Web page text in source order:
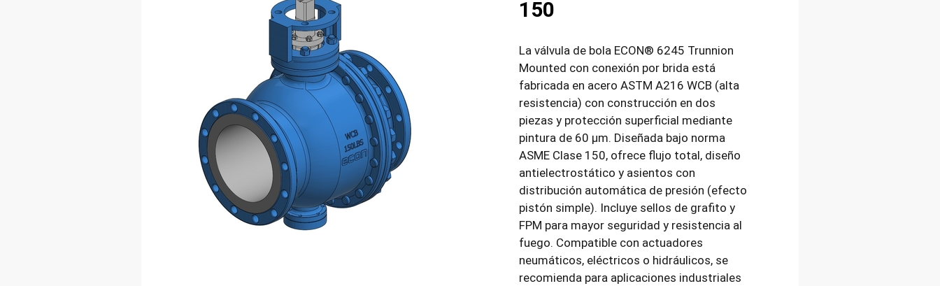
150
La válvula de bola ECON® 6245 Trunnion
Mounted con conexión por brida está
fabricada en acero ASTM A216 WCB (alta
resistencia) con construcción en dos
piezas y protección superficial mediante
pintura de 60 µm. Diseñada bajo norma
ASME Clase 150, ofrece flujo total, diseño
antielectrostático y asientos con
distribución automática de presión (efecto
pistón simple). Incluye sellos de grafito y
FPM para mayor seguridad y resistencia al
fuego. Compatible con actuadores
neumáticos, eléctricos o hidráulicos, se
recomienda para aplicaciones industriales